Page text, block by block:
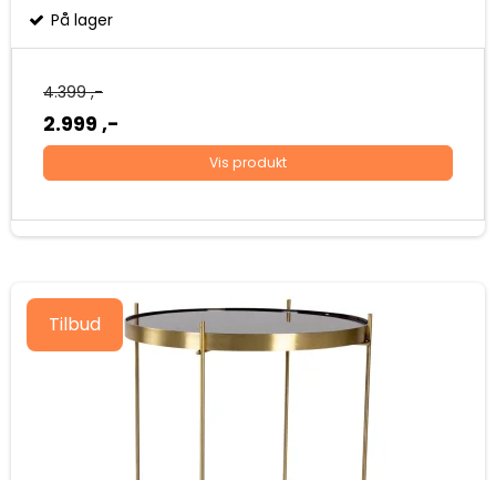
På lager
4.399 ,-
2.999 ,-
Vis produkt
Tilbud